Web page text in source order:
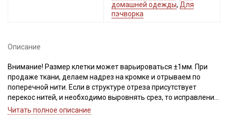
домашней одежды, Для
пэчворка
Описание
Внимание! Размер клетки может варьироваться ±1мм. При
продаже ткани, делаем надрез на кромке и отрываем по
поперечной нити. Если в структуре отреза присутствует
перекос нитей, и необходимо выровнять срез, то исправление
выполняют пропариванием. В процессе пропаривания нити
Читать полное описание